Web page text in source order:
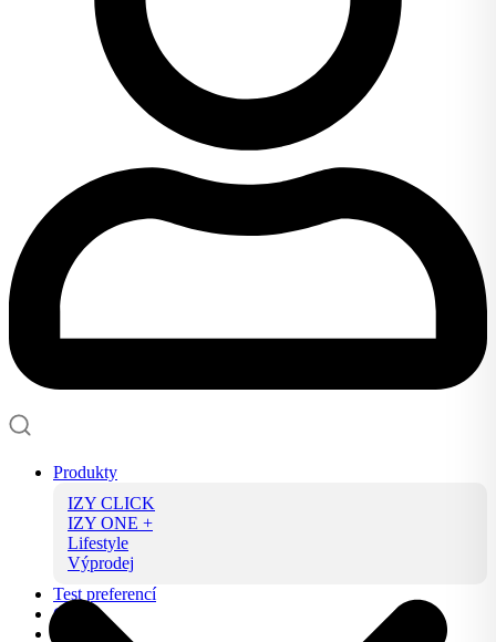
Produkty
IZY CLICK
IZY ONE +
Lifestyle
Výprodej
Test preferencí
O nás